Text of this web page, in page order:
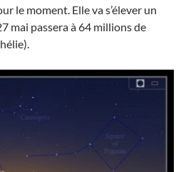
le moment. Elle va s’élever un
mai passera à 64 millions de